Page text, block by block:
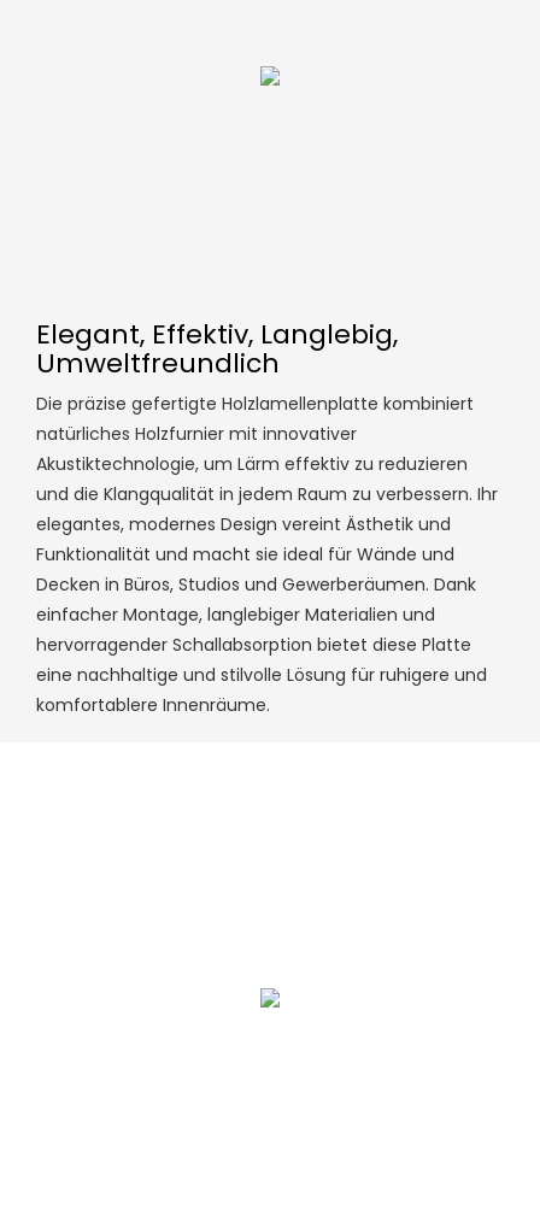
Elegant, Effektiv, Langlebig,
Umweltfreundlich
Die präzise gefertigte Holzlamellenplatte kombiniert
natürliches Holzfurnier mit innovativer
Akustiktechnologie, um Lärm effektiv zu reduzieren
und die Klangqualität in jedem Raum zu verbessern. Ihr
elegantes, modernes Design vereint Ästhetik und
Funktionalität und macht sie ideal für Wände und
Decken in Büros, Studios und Gewerberäumen. Dank
einfacher Montage, langlebiger Materialien und
hervorragender Schallabsorption bietet diese Platte
eine nachhaltige und stilvolle Lösung für ruhigere und
komfortablere Innenräume.